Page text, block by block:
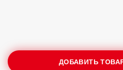
ДОБАВИТЬ